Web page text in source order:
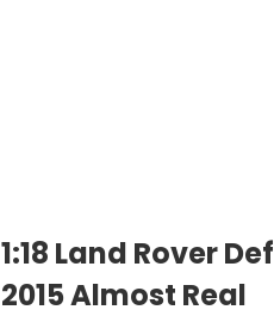
1:18 Land Rover
2015 Almost Real